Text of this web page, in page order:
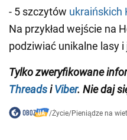
- 5 szczytów ukraińskich
Na przykład wejście na
podziwiać unikalne lasy
Tylko zweryfikowane
ThreadsiViber. Nie daj
/Życie/Pieniądze na